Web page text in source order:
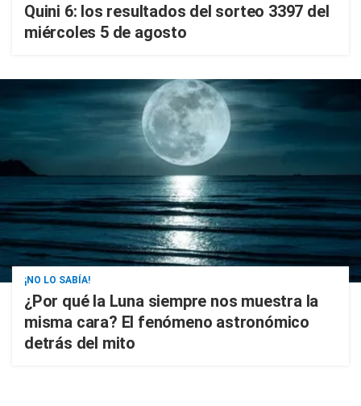
Quini 6: los resultados del sorteo 3397 del
miércoles 5 de agosto
¡NO LO SABÍA!
¿Por qué la Luna siempre nos muestra la
misma cara? El fenómeno astronómico
detrás del mito